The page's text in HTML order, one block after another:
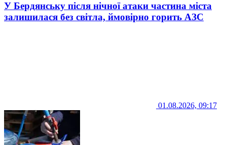
У Бердянську після нічної атаки частина міста
залишилася без світла, ймовірно горить АЗС
01.08.2026, 09:17